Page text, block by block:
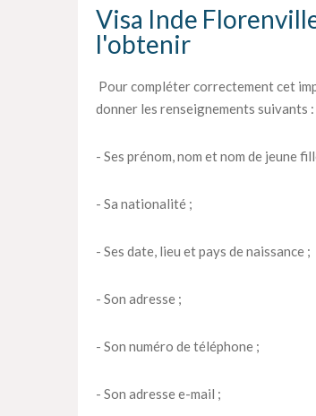
Visa Inde
l'obtenir
Pour compléter correctement cet
donner les renseignements suivants :
- Ses prénom, nom et nom de jeune
- Sa nationalité ;
- Ses date, lieu et pays de naissance ;
- Son adresse ;
- Son numéro de téléphone ;
- Son adresse e-mail ;